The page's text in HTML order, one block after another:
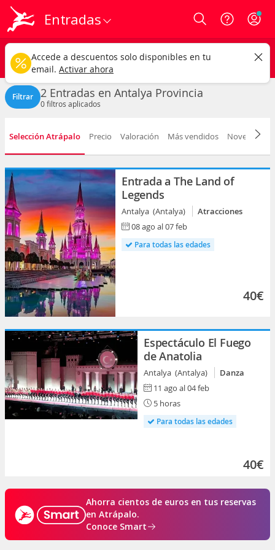
Entradas Login
Antalya
Cualquier tipo Cualquier fecha
CAMBIAR
Filtrar 2 Entradas en Antalya Provincia
0filtros aplicados
Selección Atrápalo Precio Valoración Más vendidos Novedad
Entrada a The Land of
Legends
Antalya (Antalya)
Atracciones
08 ago al 07 feb
Para todas las edades
40€
Espectáculo El Fuego
de Anatolia
Antalya (Antalya)
Danza
11 ago al 04 feb
5 horas
Para todas las edades
40€
Ahorra cientos de euros en tus reservas
en Atrápalo.
Conoce Smart
Accede a descuentos solo disponibles en tu
email. Activar ahora